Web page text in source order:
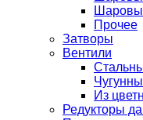
Прочее
Затворы
Вентили
Из
Редукторы